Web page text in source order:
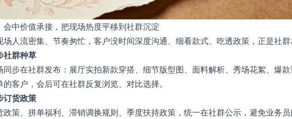
会中价值承接，把现场热度平移到社群沉淀
场人流密集、节奏匆忙，客户没时间深度沟通、细看款式、吃透政策，正是社
社群种草
同步在社群发布：展厅实拍新款穿搭、细节版型图、面料解析、秀场花絮、爆
的客户，会后可在社群反复浏览、对比选择。
订货政策
政策、拼单福利、滞销调换规则、季度扶持政策，统一在社群公示，避免业务